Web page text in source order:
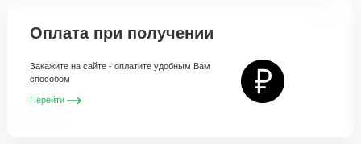
Оплата при получении
Закажите на сайте - оплатите удобным Вам
способом
Перейти